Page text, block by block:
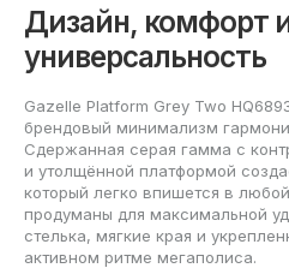
Дизайн, комфорт
универсальность
Gazelle Platform Grey Two
брендовый минимализм
Сдержанная серая гамма с
и утолщённой платформой
который легко впишется в
продуманы для максимальной
стелька, мягкие края и
активном ритме мегаполиса.